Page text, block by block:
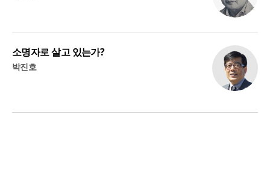
소명자로 살고 있는가?
박진호